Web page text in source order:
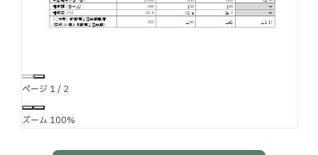
ページ 1/ 2
ズーム 100%